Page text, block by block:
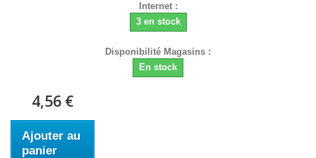
Internet :
3 en stock
Disponibilité Magasins :
En stock
4,56 €
Ajouter au
panier